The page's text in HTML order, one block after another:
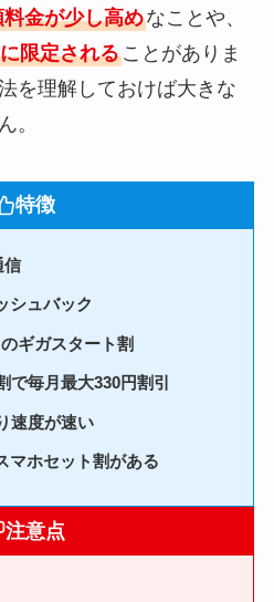
料金が少し高めなことや、
限定されることがありま
を理解しておけば大きな
。
特徴
信
シュバック
ギガスタート割
で毎月最大330円割引
速度が速い
マホセット割がある
注意点